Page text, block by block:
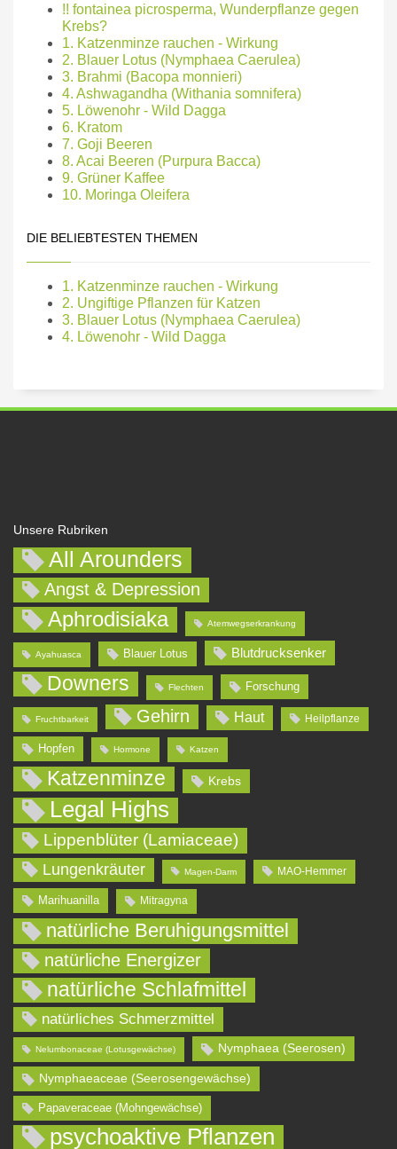
!! fontainea picrosperma, Wunderpflanze gegen
Krebs?
1. Katzenminze rauchen - Wirkung
2. Blauer Lotus (Nymphaea Caerulea)
3. Brahmi (Bacopa monnieri)
4. Ashwagandha (Withania somnifera)
5. Löwenohr - Wild Dagga
6. Kratom
7. Goji Beeren
8. Acai Beeren (Purpura Bacca)
9. Grüner Kaffee
10. Moringa Oleifera
DIE BELIEBTESTEN THEMEN
1. Katzenminze rauchen - Wirkung
2. Ungiftige Pflanzen für Katzen
3. Blauer Lotus (Nymphaea Caerulea)
4. Löwenohr - Wild Dagga
Unsere Rubriken
All Arounders
Angst & Depression
Aphrodisiaka Atemwegserkrankung
Ayahuasca Blauer Lotus Blutdrucksenker
Downers Flechten Forschung
Fruchtbarkeit Gehirn Haut Heilpflanze
Hopfen Hormone Katzen
Katzenminze Krebs
Legal Highs
Lippenblüter (Lamiaceae)
Lungenkräuter Magen-Darm MAO-Hemmer
Marihuanilla Mitragyna
natürliche Beruhigungsmittel
natürliche Energizer
natürliche Schlafmittel
natürliches Schmerzmittel
Nelumbonaceae (Lotusgewächse) Nymphaea (Seerosen)
Nymphaeaceae (Seerosengewächse)
Papaveraceae (Mohngewächse)
psychoaktive Pflanzen